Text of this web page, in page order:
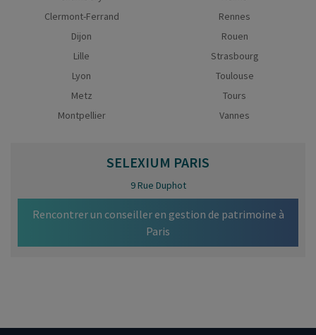
Clermont-Ferrand
Dijon
Lille
Lyon
Metz
Montpellier
Rennes
Rouen
Strasbourg
Toulouse
Tours
Vannes
SELEXIUM PARIS
9 Rue Duphot
Rencontrer un conseiller en gestion de patrimoine à
Paris